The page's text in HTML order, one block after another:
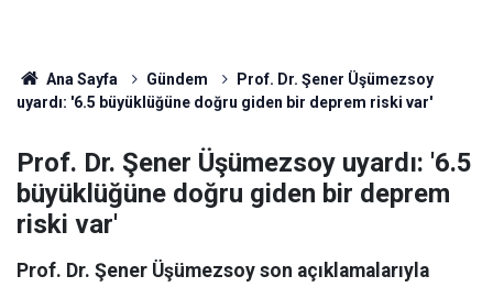
Ana Sayfa Gündem
Prof. Dr. Şener Üşümezsoy
uyardı: '6.5 büyüklüğüne doğru giden bir deprem riski var'
Prof. Dr. Şener Üşümezsoy uyardı: '6.5
büyüklüğüne doğru giden bir deprem
riski var'
Prof. Dr. Şener Üşümezsoy son açıklamalarıyla